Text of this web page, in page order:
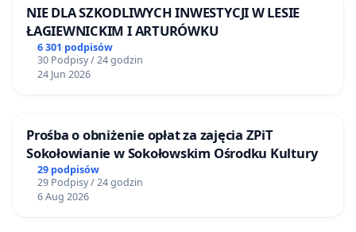
NIE DLA SZKODLIWYCH INWESTYCJI W LESIE
ŁAGIEWNICKIM I ARTURÓWKU
6 301 podpisów
30 Podpisy / 24 godzin
24 Jun 2026
Prośba o obniżenie opłat za zajęcia ZPiT
Sokołowianie w Sokołowskim Ośrodku Kultury
29 podpisów
29 Podpisy / 24 godzin
6 Aug 2026